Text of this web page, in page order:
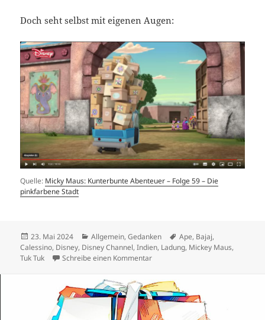
Doch seht selbst mit eigenen Augen:
Quelle: Micky Maus: Kunterbunte Abenteuer – Folge 59 – Die
pinkfarbene Stadt
Veröffentlicht
am
23. Mai 2024 Kategorien
Allgemein,Gedanken Schlagwörter
Ape, Bajaj,
Calessino, Disney, Disney Channel,Indien, Ladung, Mickey Maus,
Tuk Tuk
Schreibe einen Kommentarzu Mickey Maus hat eine Ape